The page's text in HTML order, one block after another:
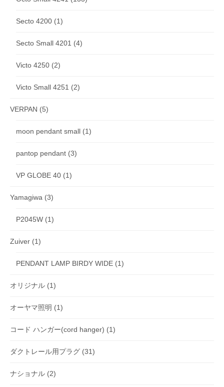
Secto 4200 (1)
Secto Small 4201 (4)
Victo 4250 (2)
Victo Small 4251 (2)
VERPAN (5)
moon pendant small (1)
pantop pendant (3)
VP GLOBE 40 (1)
Yamagiwa (3)
P2045W (1)
Zuiver (1)
PENDANT LAMP BIRDY WIDE (1)
オリジナル (1)
オーヤマ照明 (1)
コード ハンガー(cord hanger) (1)
ダクトレール用プラグ (31)
ナショナル (2)